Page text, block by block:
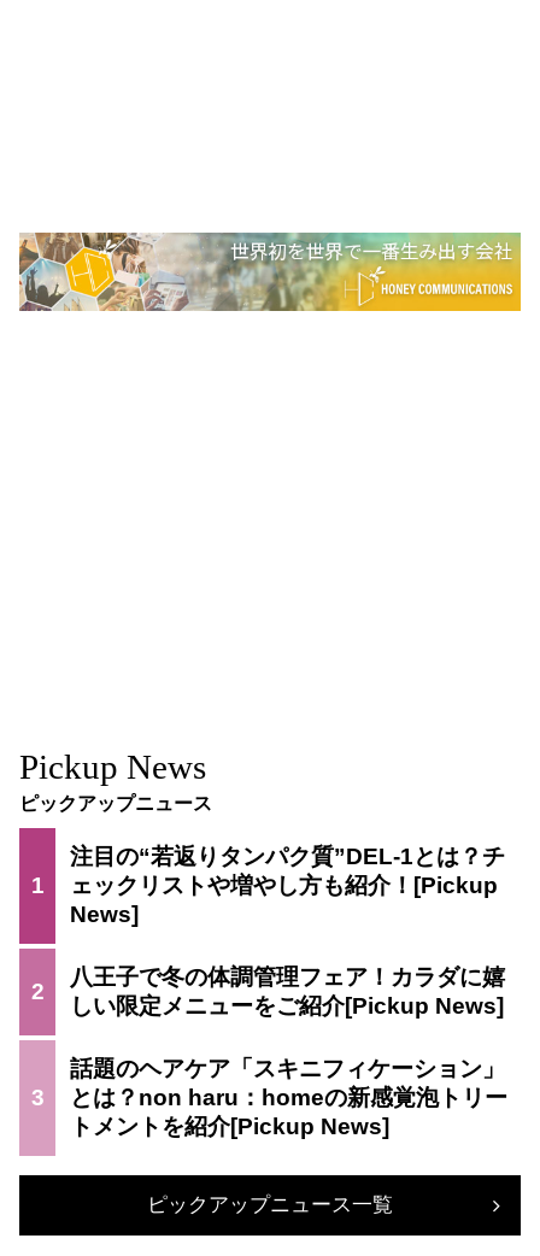
Pickup News
ピックアップニュース
1
注目の“若返りタンパク質”DEL-1とは？チ
ェックリストや増やし方も紹介！
2
八王子で冬の体調管理フェア！カラダに嬉
しい限定メニューをご紹介
3
話題のヘアケア「スキニフィケーション」
とは？non haru：homeの新感覚泡トリー
トメントを紹介
ピックアップニュース一覧